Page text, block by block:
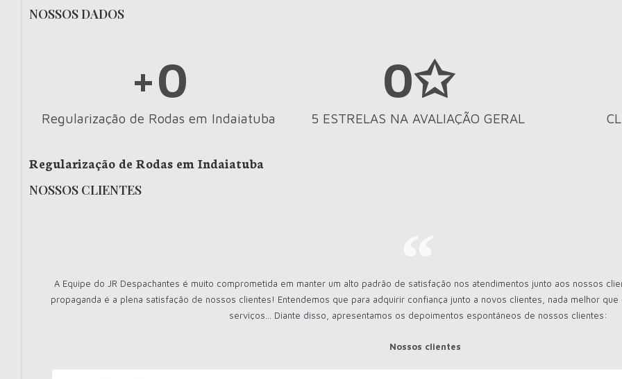
NOSSOS DADOS
Regularização de Rodas em Indaiatuba
+0
5 ESTRELAS NA AVALIAÇÃO GERAL
0✩
Regularização de Rodas em Indaiatuba
NOSSOS CLIENTES
A Equipe do JR Despachantes é muito comprometida em manter um alto padrão de satisfação nos atendimentos junto aos nossos
propaganda é a plena satisfação de nossos clientes! Entendemos que para adquirir confiança junto a novos clientes, nada melhor
serviços... Diante disso, apresentamos os depoimentos espontâneos de nossos clientes:
Nossos clientes